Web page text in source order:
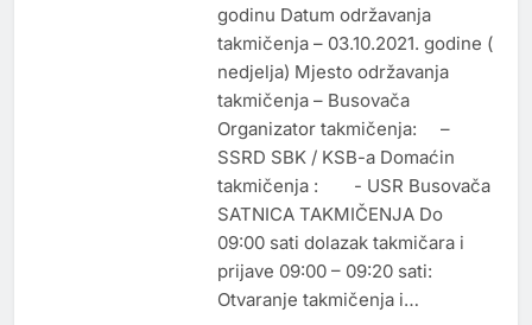
godinu Datum održavanja
takmičenja – 03.10.2021. godine (
nedjelja) Mjesto održavanja
takmičenja – Busovača
Organizator takmičenja: –
SSRD SBK / KSB-a Domaćin
takmičenja : - USR Busovača
SATNICA TAKMIČENJA Do
09:00 sati dolazak takmičara i
prijave 09:00 – 09:20 sati:
Otvaranje takmičenja i…